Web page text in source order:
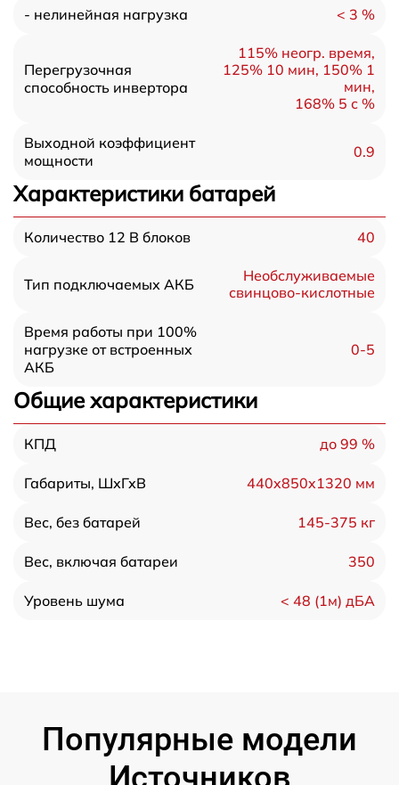
- нелинейная нагрузка < 3 %
Перегрузочная
способность инвертора
115% неогр. время,
125% 10 мин, 150% 1
мин,
168% 5 с %
Выходной коэффициент
мощности
0.9
Характеристики батарей
Количество 12 В блоков 40
Тип подключаемых АКБ
Необслуживаемые
свинцово-кислотные
Время работы при 100%
нагрузке от встроенных
АКБ
0-5
Общие характеристики
КПД до 99 %
Габариты, ШхГхВ 440x850x1320 мм
Вес, без батарей 145-375 кг
Вес, включая батареи 350
Уровень шума < 48 (1м) дБА
Популярные модели